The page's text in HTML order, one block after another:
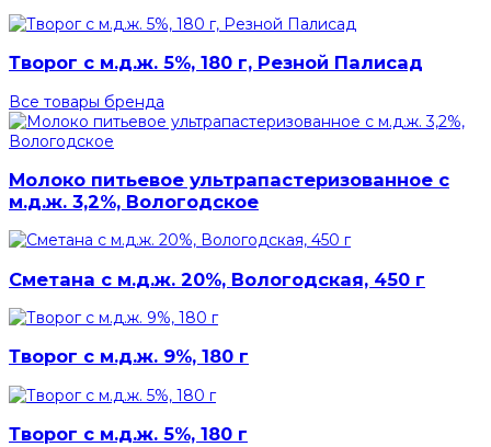
Творог с м.д.ж. 5%, 180 г, Резной Палисад
Все товары бренда
Молоко питьевое ультрапастеризованное с
м.д.ж. 3,2%, Вологодское
Сметана с м.д.ж. 20%, Вологодская, 450 г
Творог с м.д.ж. 9%, 180 г
Творог с м.д.ж. 5%, 180 г